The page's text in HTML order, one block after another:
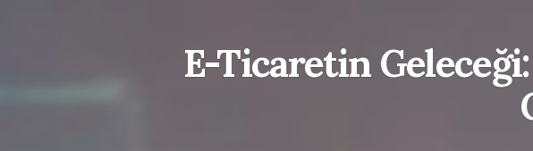
E-Ticaretin